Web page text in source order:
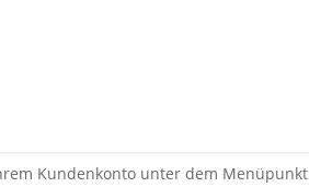
Kundenkonto unter dem Menüpunkt